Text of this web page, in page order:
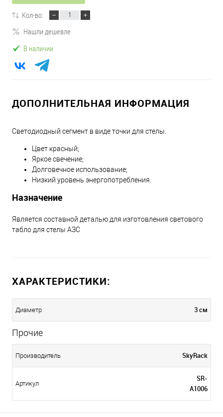
Кол-во:
Нашли дешевле
В наличии
ДОПОЛНИТЕЛЬНАЯ ИНФОРМАЦИЯ
Светодиодный сегмент в виде точки для стелы.
Цвет красный;
Яркое свечение;
Долговечное использование;
Низкий уровень энергопотребления.
Назначение
Является составной деталью для изготовления светового
табло для стелы АЗС
ХАРАКТЕРИСТИКИ:
Диаметр 3 см
Прочие
Производитель SkyRack
Артикул
SR-
A1006